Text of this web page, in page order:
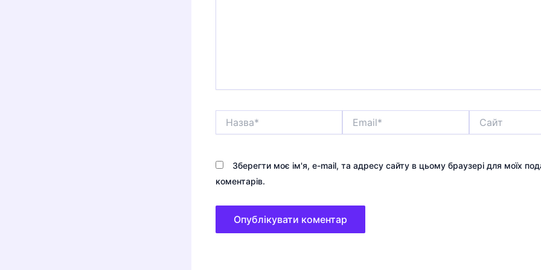
Зберегти моє ім'я, e-mail, та адресу сайту в цьому браузері для моїх
коментарів.